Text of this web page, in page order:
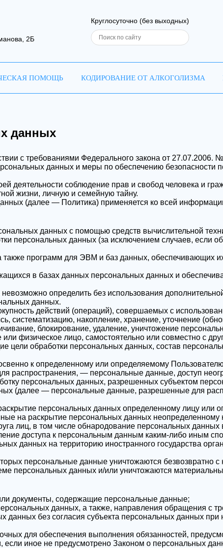
2Б
Круглосуточно (без выходных)
ПОМОЩЬ КОДИРОВАНИЕ ОТ АЛКОГОЛИЗМА
данных
с требованиями Федерального закона от
данных и меры по обеспечению безопасности
деятельности соблюдение прав и свобод человека и
жизни, личную и семейную тайну.
(далее — Политика) применяется ко всей
данных с помощью средств вычислительной
персональных данных (за исключением случаев, если
программ для ЭВМ и баз данных, обеспечивающих их
в базах данных персональных данных и
определить без использования
данных.
действий (операций), совершаемых с
систематизацию, накопление, хранение, уточнение
блокирование, удаление, уничтожение
физическое лицо, самостоятельно или совместно с
обработки персональных данных, состав
к определенному или определяемому
— персональные данные, доступ
персональных данных, разрешенных субъектом
(далее — персональные данные, разрешенные для
персональных данных определенному лицу или
на раскрытие персональных данных неопределенному
лиц, в том числе обнародование персональных
доступа к персональным данным каким-либо иным
данных на территорию иностранного государства
персональные данные уничтожаются безвозвратно
персональных данных и/или уничтожаются
документы, содержащие персональные данные;
данных, а также, направления обращения с
без согласия субъекта персональных данных при
для обеспечения выполнения обязанностей,
иное не предусмотрено Законом о персональных
данного сайта
отправлена
вами в самое ближайшее время!
на главную
резюме' вы соглашаетесьс
данного сайта